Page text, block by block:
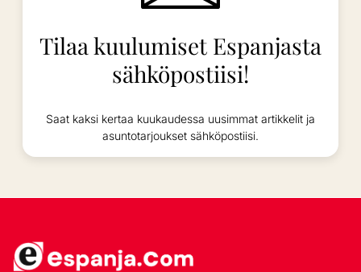
Tilaa kuulumiset Espanjasta
sähköpostiisi!
Saat kaksi kertaa kuukaudessa uusimmat artikkelit ja
asuntotarjoukset sähköpostiisi.